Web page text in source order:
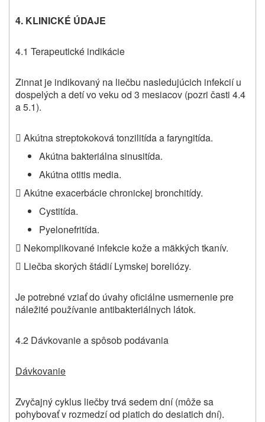
4. KLINICKÉ ÚDAJE
4.1 Terapeutické indikácie
Zinnat je indikovaný na liečbu nasledujúcich infekcií u
dospelých a detí vo veku od 3 mesiacov (pozri časti 4.4
a 5.1).
 Akútna streptokoková tonzilitída a faryngitída.
Akútna bakteriálna sinusitída.
Akútna otitis media.
 Akútne exacerbácie chronickej bronchitídy.
Cystitída.
Pyelonefritída.
 Nekomplikované infekcie kože a mäkkých tkanív.
 Liečba skorých štádií Lymskej boreliózy.
Je potrebné vziať do úvahy oficiálne usmernenie pre
náležité používanie antibakteriálnych látok.
4.2 Dávkovanie a spôsob podávania
Dávkovanie
Zvyčajný cyklus liečby trvá sedem dní (môže sa
pohybovať v rozmedzí od piatich do desiatich dní).